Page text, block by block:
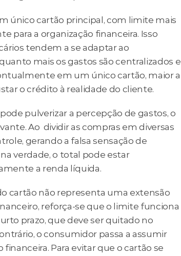
único cartão principal, com limite mais
para a organização financeira. Isso
tendem a se adaptar ao
mais os gastos são centralizados e
em um único cartão, maior a
o crédito à realidade do cliente.
pulverizar a percepção de gastos, o
Ao  dividir as compras em diversas
gerando a falsa sensação de
verdade, o total pode estar
a renda líquida.
cartão não representa uma extensão
reforça-se que o limite funciona
prazo, que deve ser quitado no
o consumidor passa a assumir
Para evitar que o cartão se